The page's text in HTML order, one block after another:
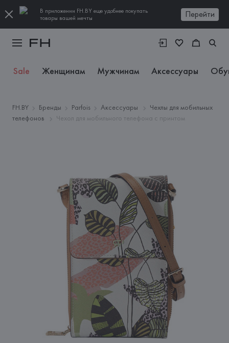
В приложении FH.BY еще удобнее покупать
товары вашей мечты
Перейти
Sale Женщинам Мужчинам Аксессуары
FH.BY Бренды Parfois Аксессуары
Чехлы для мобильных
телефонов
Чехол для мобильного телефона с принтом